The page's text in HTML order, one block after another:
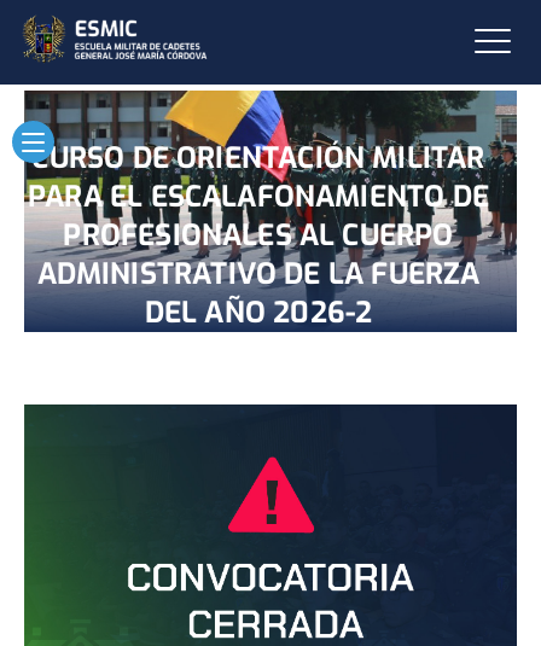
CURSO DE ORIENTACIÓN MILITAR
PARA EL ESCALAFONAMIENTO DE
PROFESIONALES AL CUERPO
ADMINISTRATIVO DE LA FUERZA
DEL AÑO 2026-2